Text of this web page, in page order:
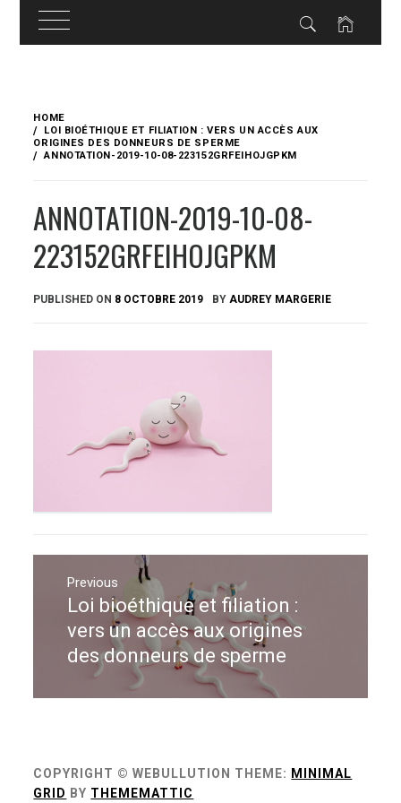
content
HOME
LOI BIOÉTHIQUE ET FILIATION : VERS UN ACCÈS AUX
ORIGINES DES DONNEURS DE SPERME
ANNOTATION-2019-10-08-223152GRFEIHOJGPKM
ANNOTATION-2019-10-08-
223152GRFEIHOJGPKM
PUBLISHED ON 8 OCTOBRE 2019 BY AUDREY MARGERIE
Navigation
l’article
Previous
Previous
post:
Loi bioéthique et filiation :
vers un accès aux origines
des donneurs de sperme
COPYRIGHT © WEBULLUTION THEME: MINIMAL
GRID BY THEMEMATTIC